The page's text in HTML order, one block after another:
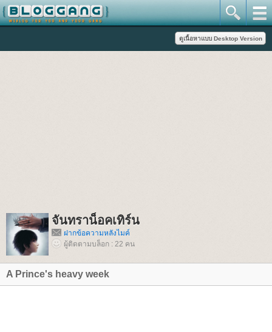
จันทราน็อคเทิร์น
ฝากข้อความหลังไมค์
ผู้ติดตามบล็อก : 22 คน
A Prince's heavy week